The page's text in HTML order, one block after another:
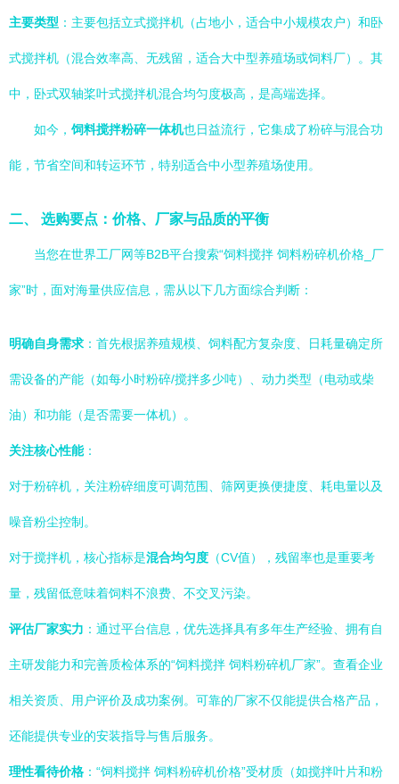
主要类型 ：主要包括立式搅拌机（占地小，适合中小规模农户）和卧
式搅拌机（混合效率高、无残留，适合大中型养殖场或饲料厂）。其
中，卧式双轴桨叶式搅拌机混合均匀度极高，是高端选择。
如今， 饲料搅拌粉碎一体机也日益流行，它集成了粉碎与混合功
能，节省空间和转运环节，特别适合中小型养殖场使用。
二、 选购要点：价格、厂家与品质的平衡
当您在世界工厂网等B2B平台搜索“饲料搅拌 饲料粉碎机价格_厂
家”时，面对海量供应信息，需从以下几方面综合判断：
明确自身需求 ：首先根据养殖规模、饲料配方复杂度、日耗量确定所
需设备的产能（如每小时粉碎/搅拌多少吨）、动力类型（电动或柴
油）和功能（是否需要一体机）。
关注核心性能：
对于粉碎机，关注粉碎细度可调范围、筛网更换便捷度、耗电量以及
噪音粉尘控制。
对于搅拌机，核心指标是混合均匀度 （CV值），残留率也是重要考
量，残留低意味着饲料不浪费、不交叉污染。
评估厂家实力 ：通过平台信息，优先选择具有多年生产经验、拥有自
主研发能力和完善质检体系的“饲料搅拌 饲料粉碎机厂家”。查看企业
相关资质、用户评价及成功案例。可靠的厂家不仅能提供合格产品，
还能提供专业的安装指导与售后服务。
理性看待价格 ：“饲料搅拌 饲料粉碎机价格”受材质（如搅拌叶片和粉